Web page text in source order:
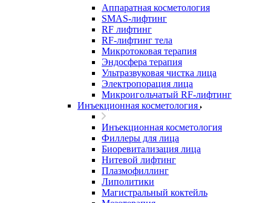
Аппаратная косметология
SMAS-лифтинг
RF лифтинг
RF-лифтинг тела
Микротоковая терапия
Эндосфера терапия
Ультразвуковая чистка лица
Электропорация лица
Микроигольчатый RF-лифтинг
Инъекционная косметология
Инъекционная косметология
Филлеры для лица
Биоревитализация лица
Нитевой лифтинг
Плазмофиллинг
Липолитики
Магистральный коктейль